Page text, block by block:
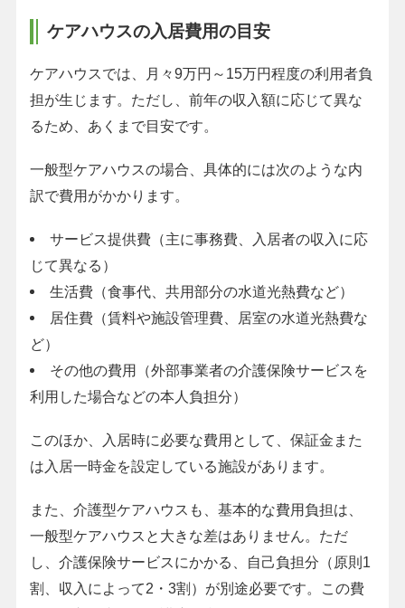
ケアハウスの入居費用の目安
ケアハウスでは、月々9万円～15万円程度の利用者負
担が生じます。ただし、前年の収入額に応じて異な
るため、あくまで目安です。
一般型ケアハウスの場合、具体的には次のような内
訳で費用がかかります。
サービス提供費（主に事務費、入居者の収入に応
じて異なる）
生活費（食事代、共用部分の水道光熱費など）
居住費（賃料や施設管理費、居室の水道光熱費な
ど）
その他の費用（外部事業者の介護保険サービスを
利用した場合などの本人負担分）
このほか、入居時に必要な費用として、保証金また
は入居一時金を設定している施設があります。
また、介護型ケアハウスも、基本的な費用負担は、
一般型ケアハウスと大きな差はありません。ただ
し、介護保険サービスにかかる、自己負担分（原則1
割、収入によって2・3割）が別途必要です。この費